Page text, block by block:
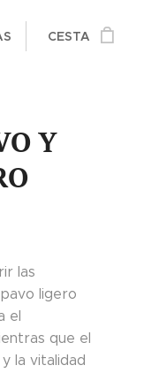
CESTA
Y
las
ligero
el
que el
la vitalidad